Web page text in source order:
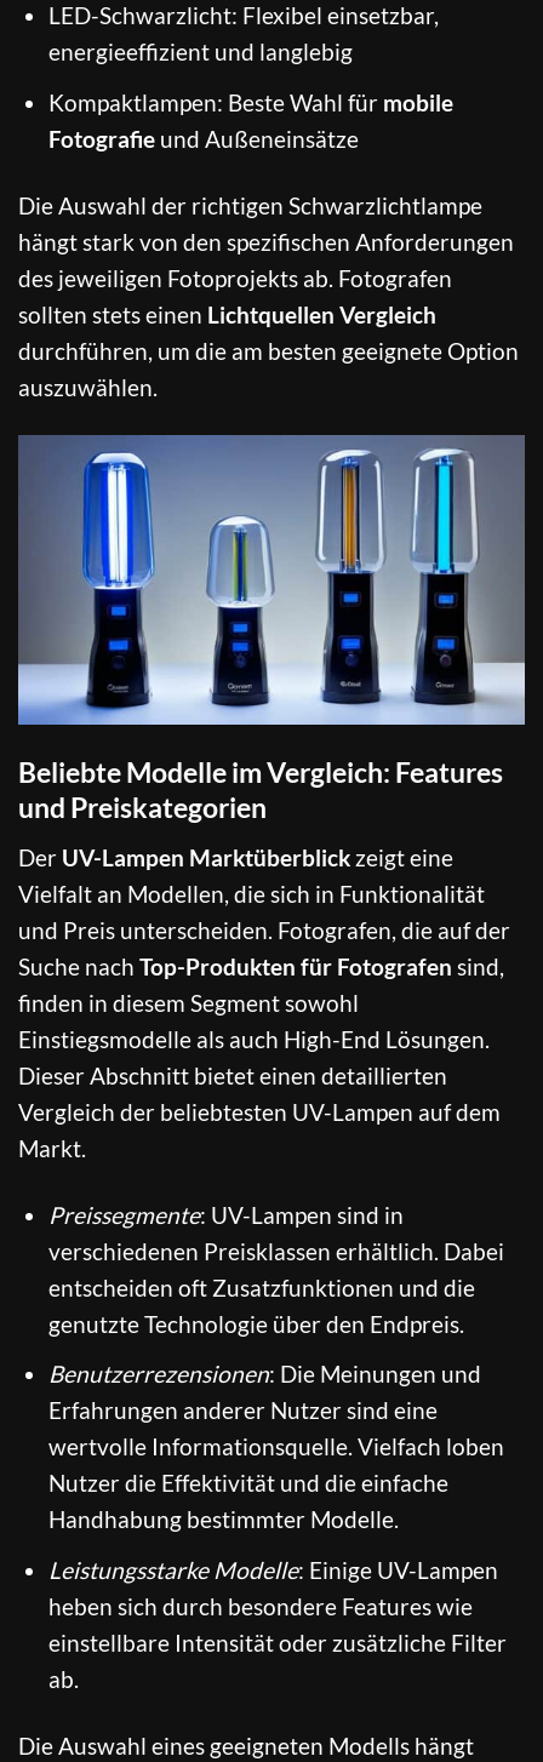
LED-Schwarzlicht: Flexibel einsetzbar,
energieeffizient und langlebig
Kompaktlampen: Beste Wahl für mobile
Fotografieund Außeneinsätze
Die Auswahl der richtigen Schwarzlichtlampe
hängt stark von den spezifischen Anforderungen
des jeweiligen Fotoprojekts ab. Fotografen
sollten stets einen Lichtquellen Vergleich
durchführen, um die am besten geeignete Option
auszuwählen.
Beliebte Modelle im Vergleich: Features
und Preiskategorien
Der UV-Lampen Marktüberblick zeigt eine
Vielfalt an Modellen, die sich in Funktionalität
und Preis unterscheiden. Fotografen, die auf der
Suche nach Top-Produkten für Fotografen sind,
finden in diesem Segment sowohl
Einstiegsmodelle als auch High-End Lösungen.
Dieser Abschnitt bietet einen detaillierten
Vergleich der beliebtesten UV-Lampen auf dem
Markt.
Preissegmente: UV-Lampen sind in
verschiedenen Preisklassen erhältlich. Dabei
entscheiden oft Zusatzfunktionen und die
genutzte Technologie über den Endpreis.
Benutzerrezensionen: Die Meinungen und
Erfahrungen anderer Nutzer sind eine
wertvolle Informationsquelle. Vielfach loben
Nutzer die Effektivität und die einfache
Handhabung bestimmter Modelle.
Leistungsstarke Modelle: Einige UV-Lampen
heben sich durch besondere Features wie
einstellbare Intensität oder zusätzliche Filter
ab.
Die Auswahl eines geeigneten Modells hängt